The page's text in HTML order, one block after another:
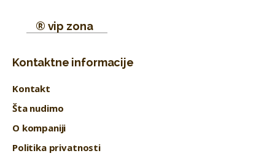
® vip zona
Kontaktne informacije
Kontakt
Šta nudimo
O kompaniji
Politika privatnosti